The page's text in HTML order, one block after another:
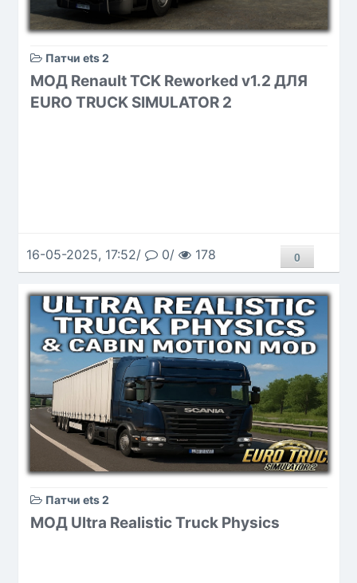
Патчи ets 2
МОД Renault TCK Reworked v1.2 ДЛЯ
EURO TRUCK SIMULATOR 2
16-05-2025, 17:52/ 0/ 178 0
Патчи ets 2
МОД Ultra Realistic Truck Physics